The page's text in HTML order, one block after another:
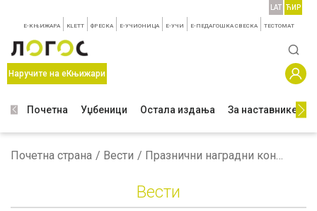
E-КЊИЖАРА KLETT ФРЕСКА E-УЧИОНИЦА E-УЧИ Е-ПЕДАГОШКА СВЕСКА TЕСТОМАТ
LAT ЋИР
Наручите на еКњижари
Почетна Уџбеници Остала издања За наставнике
Почетна страна Вести Празнични наградни конкурс: Моја омиљена игра
Вести